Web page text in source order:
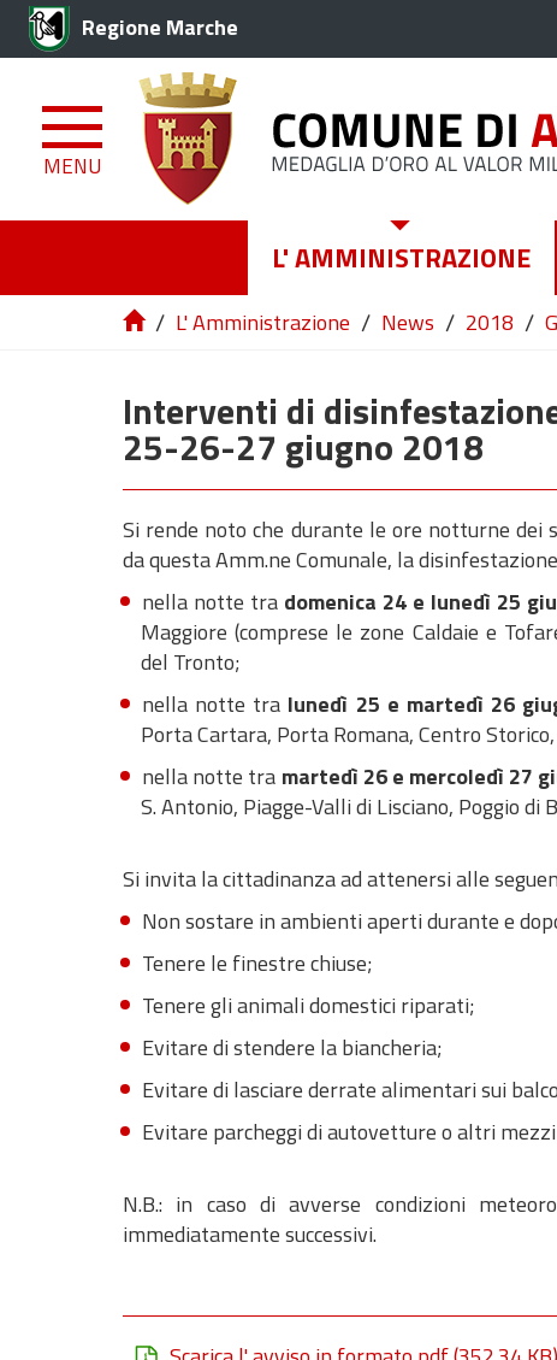
Regione Marche
MENU
L' AMMINISTRAZIONE
/ L' Amministrazione / News / 2018 /
Interventi di
25-26-27 giugno 2018
Si rende noto che durante le ore notturne
da questa Amm.ne Comunale, la
nella notte tra domenica 24 e lunedì 25
Maggiore (comprese le zone Caldaie e
del Tronto;
nella notte tra lunedì 25 e martedì 26
Porta Cartara, Porta Romana, Centro
nella notte tra martedì 26 e mercoledì 27
S. Antonio, Piagge-Valli di Lisciano, Poggio
Si invita la cittadinanza ad attenersi alle
Non sostare in ambienti aperti durante e
Tenere le finestre chiuse;
Tenere gli animali domestici riparati;
Evitare di stendere la biancheria;
Evitare di lasciare derrate alimentari sui
Evitare parcheggi di autovetture o altri
N.B.: in caso di avverse condizioni
immediatamente successivi.